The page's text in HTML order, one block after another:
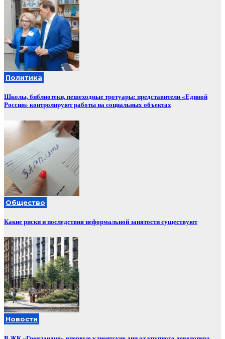
Политика
Школы, библиотеки, пешеходные тротуары: представители «Единой
России» контролируют работы на социальных объектах
Общество
Какие риски и последствия неформальной занятости существуют
Новости